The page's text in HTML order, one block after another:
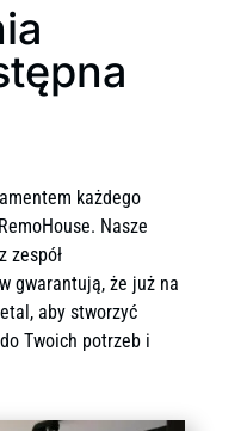
każdego
Nasze
zespół
gwarantują, że już na
aby stworzyć
Twoich potrzeb i